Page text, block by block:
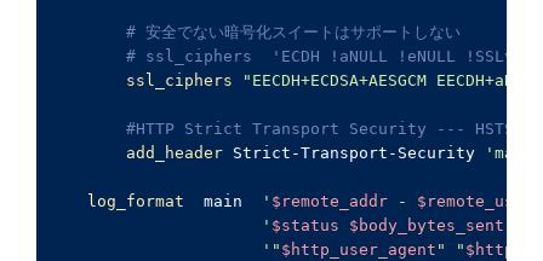
# 安全でない暗号化スイートはサポートしない
# ssl_ciphers  'ECDH !aNULL !eNULL !SSLv2
ssl_ciphers
"EECDH+ECDSA+AESGCM
#HTTP Strict Transport Security --- HSTSの
add_header Strict-Transport-Security 'max-
log_format
  main
' $remote_addr - $remote_user
' $status $body_bytes_sent
'" $http_user_agent " "